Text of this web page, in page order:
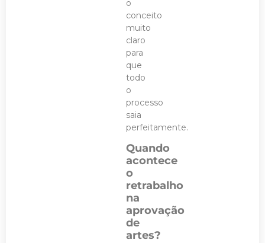
o
conceito
muito
claro
para
que
todo
o
processo
saia
perfeitamente.
Quando
acontece
o
retrabalho
na
aprovação
de
artes?